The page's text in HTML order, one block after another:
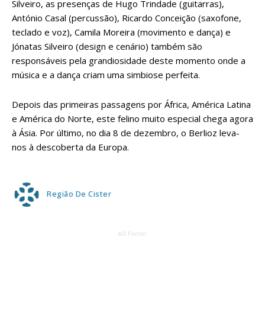
Silveiro, as presenças de Hugo Trindade (guitarras),
António Casal (percussão), Ricardo Conceição (saxofone,
teclado e voz), Camila Moreira (movimento e dança) e
Jónatas Silveiro (design e cenário) também são
responsáveis pela grandiosidade deste momento onde a
música e a dança criam uma simbiose perfeita.
Depois das primeiras passagens por África, América Latina
e América do Norte, este felino muito especial chega agora
à Ásia. Por último, no dia 8 de dezembro, o Berlioz leva-
nos à descoberta da Europa.
Região De Cister
AD Footer